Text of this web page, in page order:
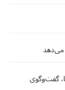
می‌دهد
گفت‌وگوی